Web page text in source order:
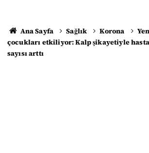
Ana Sayfa Sağlık Korona
çocukları etkiliyor: Kalp şikayetiyle
sayısı arttı